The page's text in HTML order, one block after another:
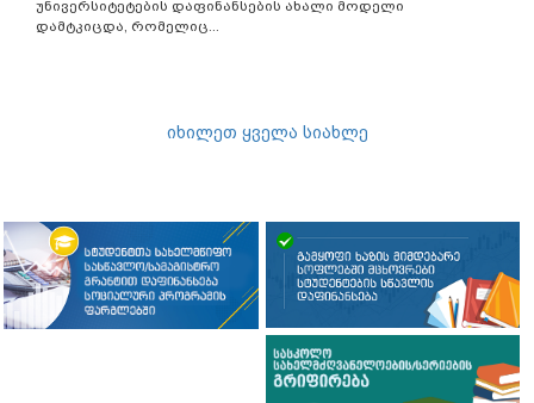
უნივერსიტეტების დაფინანსების ახალი მოდელი
დამტკიცდა, რომელიც...
იხილეთ ყველა სიახლე